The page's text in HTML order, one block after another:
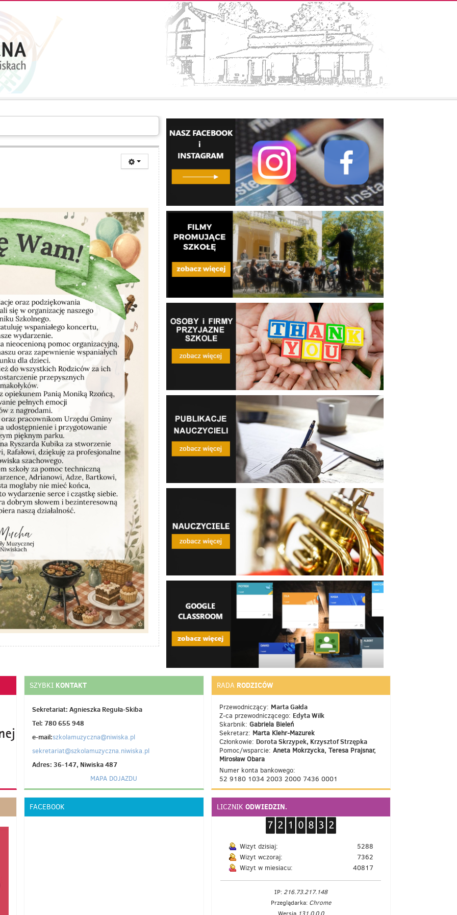
SZYBKI KONTAKT
Sekretariat: Agnieszka Reguła-Skiba
Tel: 780 655 948
e-mail:szkolamuzyczna@niwiska.pl
sekretariat@szkolamuzyczna.niwiska.pl
Adres: 36-147, Niwiska 487
MAPA DOJAZDU
FACEBOOK
RADA RODZICÓW
Przewodniczący: Marta Gałda
Z-ca przewodniczącego: Edyta Wilk
Skarbnik: Gabriela Bieleń
Sekretarz: Marta Klehr-Mazurek
Członkowie: Dorota Skrzypek, Krzysztof Strzępka
Pomoc/wsparcie: Aneta Mokrzycka, Teresa Prajsnar,
Mirosław Obara
Numer konta bankowego:
52 9180 1034 2003 2000 7436 0001
LICZNIK ODWIEDZIN.
Wizyt dzisiaj:
5288
Wizyt wczoraj:
7362
Wizyt w miesiacu:
40817
IP: 216.73.217.148
Przeglądarka: Chrome